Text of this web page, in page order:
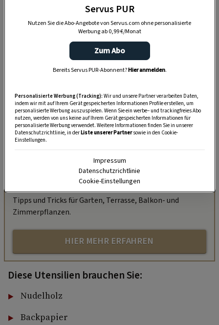
„Servus Garten“ auf WhatsApp
Nutzen Sie WhatsApp auf Ihrem Handy und lieben es, auf
dem Balkon, der Terrasse oder im Garten zu werkeln? In
unserem kostenlosen WhatsApp-Kanal finden Sie täglich
Tipps und Tricks für Garten, Terrasse, Balkon- und
Zimmerpflanzen.
HIER MEHR ERFAHREN
Diese Utensilien brauchen Sie:
Nudelholz
Backpapier
Servus PUR
Nutzen Sie die Abo-Angebote von Servus.com ohne personalisierte
Werbung ab 0,99 €/Monat
Zum Abo
Bereits Servus PUR-Abonnent?Hier anmelden.
Personalisierte Werbung (Tracking): Wir und unsere Partner verarbeiten Daten,
indem wir mit auf Ihrem Gerät gespeicherten Informationen Profile erstellen, um
personalisierte Werbung auszuspielen. Wenn Sie ein werbe– und trackingfreies Abo
nutzen, werden von uns keine auf Ihrem Gerät gespeicherten Informationen für
personalisierte Werbung verwendet. Weitere Informationen finden Sie in unserer
Datenschutzrichtlinie, in derListe unserer Partnersowie in den Cookie-
Einstellungen.
Impressum
Datenschutzrichtlinie
Cookie-Einstellungen